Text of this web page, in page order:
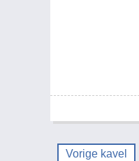
Vorige kavel